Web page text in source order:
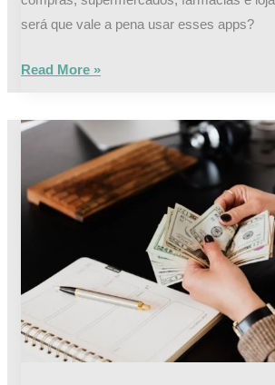
será que vale a pena usar esses apps?
Read More »
Como
Suas
Finanças
Complicação:
História
de